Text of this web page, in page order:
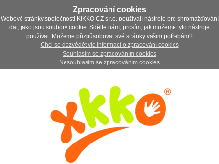
Zpracování cookies
Webové stránky společnosti KIKKO CZ s.r.o. používají nástroje pro shromažďování
dat, jako jsou soubory cookie. Sdělte nám, prosím, jak můžeme tyto nástroje
používat. Můžeme přizpůsobovat své stránky vašim potřebám?
Chci se dozvědět víc informací o zpracování cookies
Souhlasím se zpracováním cookies
Nesouhlasím se zpracováním cookies